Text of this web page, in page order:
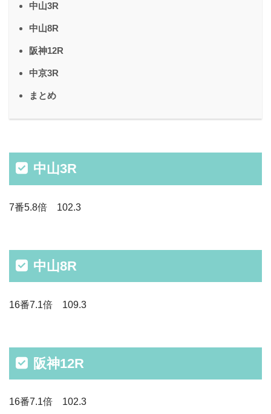
中山3R
中山8R
阪神12R
中京3R
まとめ
中山3R
7番5.8倍 102.3
中山8R
16番7.1倍 109.3
阪神12R
16番7.1倍 102.3